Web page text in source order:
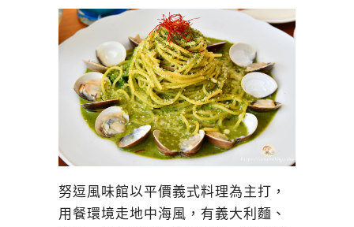
努逗風味館以平價義式料理為主打，
用餐環境走地中海風，有義大利麵、